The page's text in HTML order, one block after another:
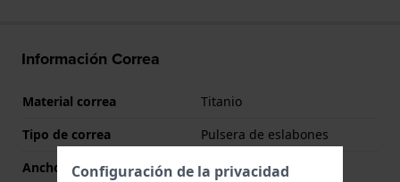
Información Correa
Material correa
Titanio
Tipo de correa
Pulsera de eslabones
Ancho de correa
19 mm
Configuración de la privacidad